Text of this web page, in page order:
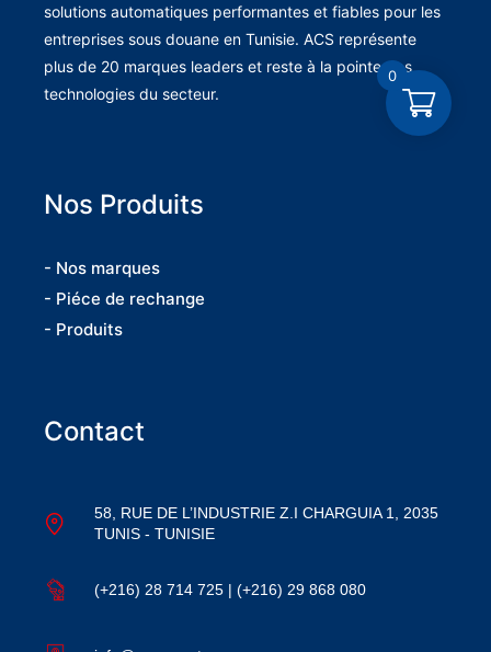
solutions automatiques performantes et fiables pour les
entreprises sous douane en Tunisie. ACS représente
plus de 20 marques leaders et reste à la pointe des
technologies du secteur.
Nos Produits
- Nos marques
- Piéce de rechange
- Produits
Contact
58, RUE DE L’INDUSTRIE Z.I CHARGUIA 1, 2035
TUNIS - TUNISIE
(+216) 28 714 725 | (+216) 29 868 080
0